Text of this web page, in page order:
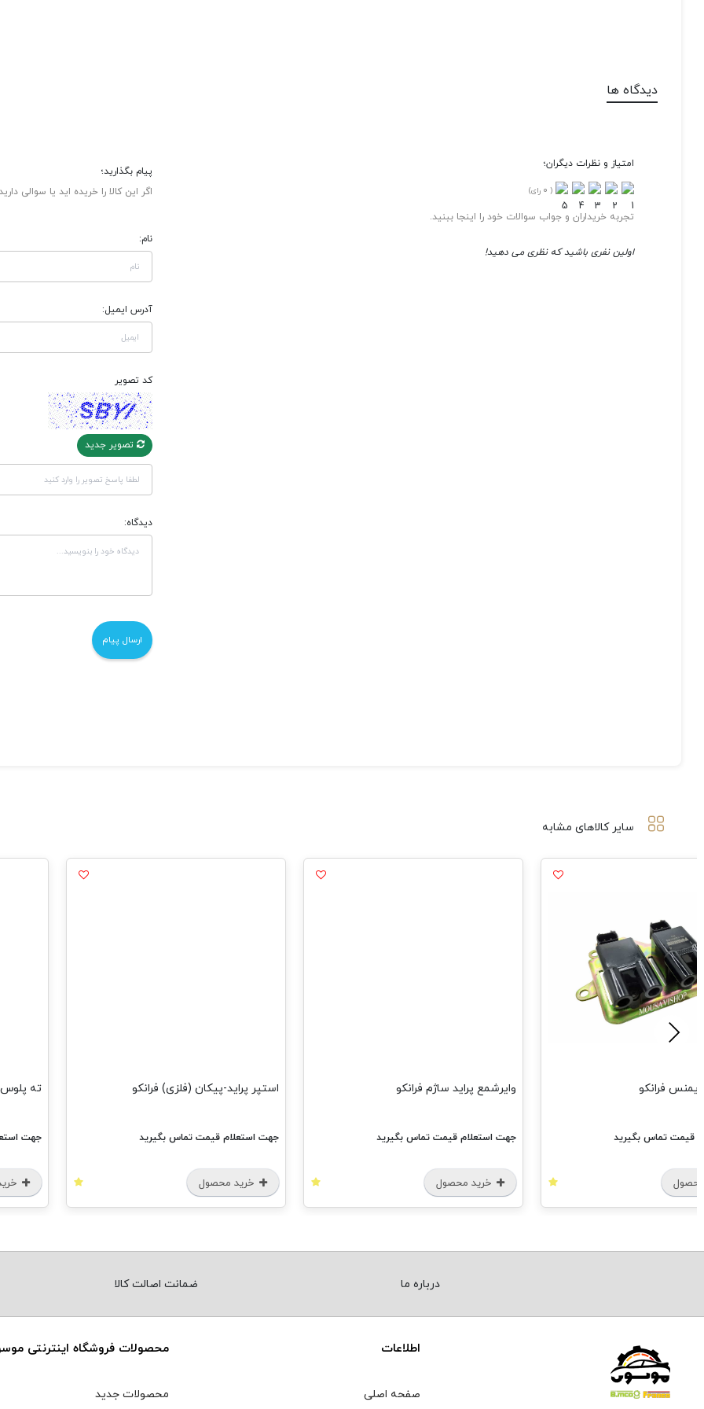
دیدگاه ها
امتیاز و نظرات دیگران؛
(
0 رای)
تجربه خریداران و جواب سوالات خود را اینجا ببنید.
اولین نفری باشید که نظری می دهید!
پیام بگذارید؛
اگر این کالا را خریده اید یا سوالی
نام:
آدرس ایمیل:
کد تصویر
تصویر جدید
دیدگاه:
سایر کالاهای مشابه
ساژم فرانکو
قیمت تماس بگیرید
استپر پراید-پیکان (فلزی) فرانکو
جهت استعلام قیمت تماس بگیرید
خرید محصول
ته پلوس پراید 20 خار ساده فرانکو
جهت استعلام قیمت تماس بگیرید
خرید محصول
سنسور
جهت
درباره ما ضمانت اصالت کالا
اطلاعات
صفحه اصلی
محصولات فروشگاه اینترنتی
محصولات جدید